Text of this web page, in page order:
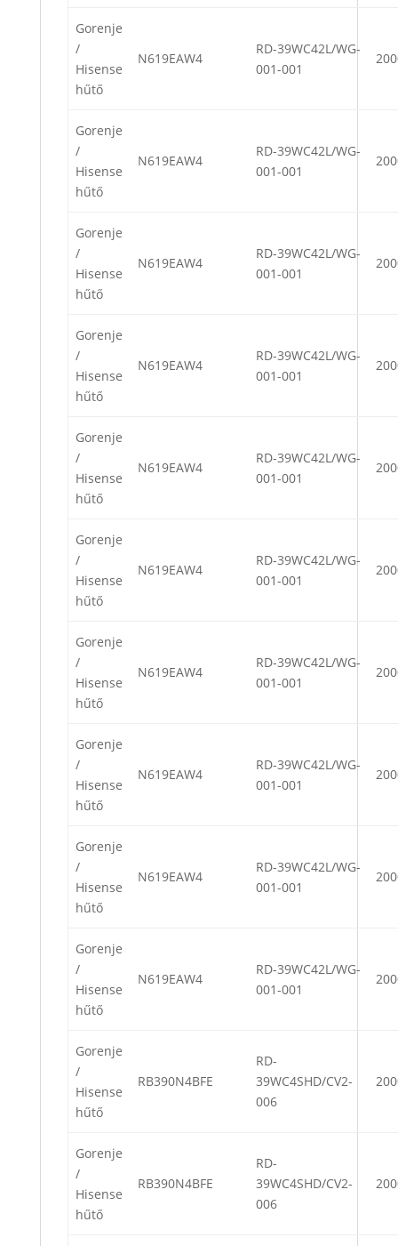
Gorenje
/
Hisense
hűtő
N619EAW4
RD-39WC42L/WG-
001-001
Gorenje
/
Hisense
hűtő
N619EAW4
RD-39WC42L/WG-
001-001
Gorenje
/
Hisense
hűtő
N619EAW4
RD-39WC42L/WG-
001-001
Gorenje
/
Hisense
hűtő
N619EAW4
RD-39WC42L/WG-
001-001
Gorenje
/
Hisense
hűtő
N619EAW4
RD-39WC42L/WG-
001-001
Gorenje
/
Hisense
hűtő
N619EAW4
RD-39WC42L/WG-
001-001
Gorenje
/
Hisense
hűtő
N619EAW4
RD-39WC42L/WG-
001-001
Gorenje
/
Hisense
hűtő
N619EAW4
RD-39WC42L/WG-
001-001
Gorenje
/
Hisense
hűtő
N619EAW4
RD-39WC42L/WG-
001-001
Gorenje
/
Hisense
hűtő
N619EAW4
RD-39WC42L/WG-
001-001
Gorenje
/
Hisense
hűtő
RB390N4BFE
RD-
39WC4SHD/CV2-
006
Gorenje
/
Hisense
hűtő
RB390N4BFE
RD-
39WC4SHD/CV2-
006